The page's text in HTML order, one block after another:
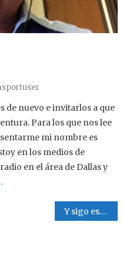
de nuevo e invitarlos a que
Para los que nos lee
mi nombre es
en los medios de
en el área de Dallas y
Y sigo escribiendo